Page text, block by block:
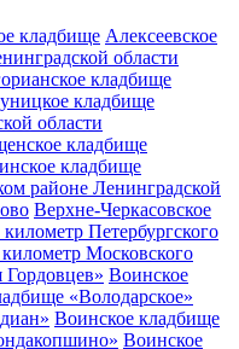
кладбище Алексеевское
области
кладбище
кладбище
области
кладбище
кладбище
районе Ленинградской
Верхне-Черкасовское
Петербургского
Московского
Воинское
«Володарское»
Воинское кладбище
Воинское